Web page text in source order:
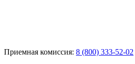
Приемная комиссия: 8 (800) 333-52-02